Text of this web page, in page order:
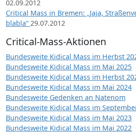
02.09.2012
Critical Mass in Bremen: „Jaja,
blabla“ 29.07.2012
Critical-Mass-Aktionen
Bundesweite Kidical Mass im Herbst
Bundesweite Kidical Mass im Mai 2025
Bundesweite Kidical Mass im Herbst
Bundesweite Kidical Mass im Mai 2024
Bundesweite Gedenken an Natenom
Bundesweite Kidical Mass im
Bundesweite Kidical Mass im Mai 2023
Bundesweite Kidical Mass im Mai 2022